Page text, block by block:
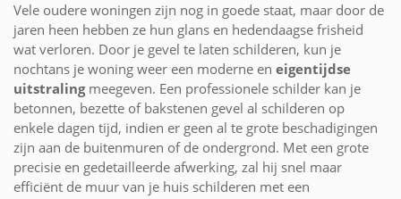
Vele oudere woningen zijn nog in goede staat, maar door de
jaren heen hebben ze hun glans en hedendaagse frisheid
wat verloren. Door je gevel te laten schilderen, kun je
nochtans je woning weer een moderne en eigentijdse
uitstralingmeegeven. Een professionele schilder kan je
betonnen, bezette of bakstenen gevel al schilderen op
enkele dagen tijd, indien er geen al te grote beschadigingen
zijn aan de buitenmuren of de ondergrond. Met een grote
precisie en gedetailleerde afwerking, zal hij snel maar
efficiënt de muur van je huis schilderen met een